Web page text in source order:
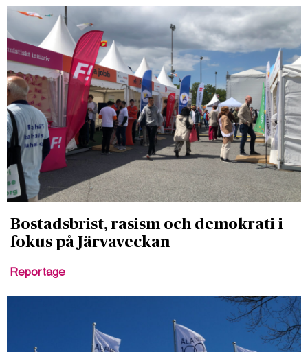
Bostadsbrist, rasism och demokrati i
fokus på Järvaveckan
Reportage